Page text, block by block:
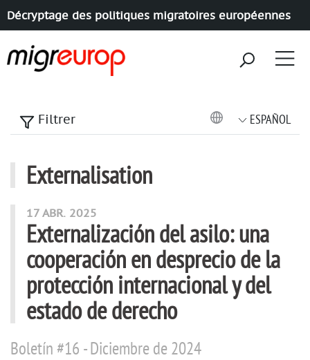
Décryptage des politiques migratoires européennes
Filtrer ESPAÑOL
Externalisation
articles mots
17 ABR. 2025
Externalización del asilo: una
cooperación en desprecio de la
protección internacional y del
estado de derecho
Boletín #16 - Diciembre de 2024